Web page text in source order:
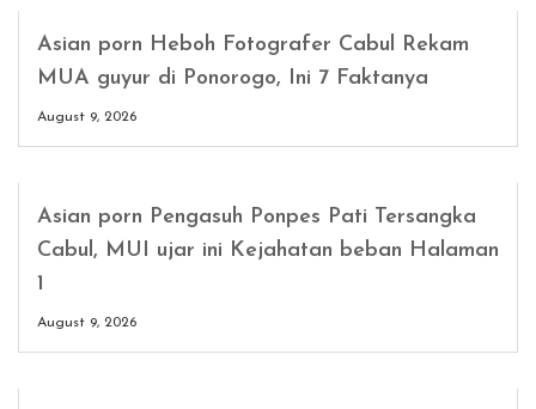
Asian porn Heboh Fotografer Cabul Rekam
MUA guyur di Ponorogo, Ini 7 Faktanya
August 9, 2026
Asian porn Pengasuh Ponpes Pati Tersangka
Cabul, MUI ujar ini Kejahatan beban Halaman
1
August 9, 2026